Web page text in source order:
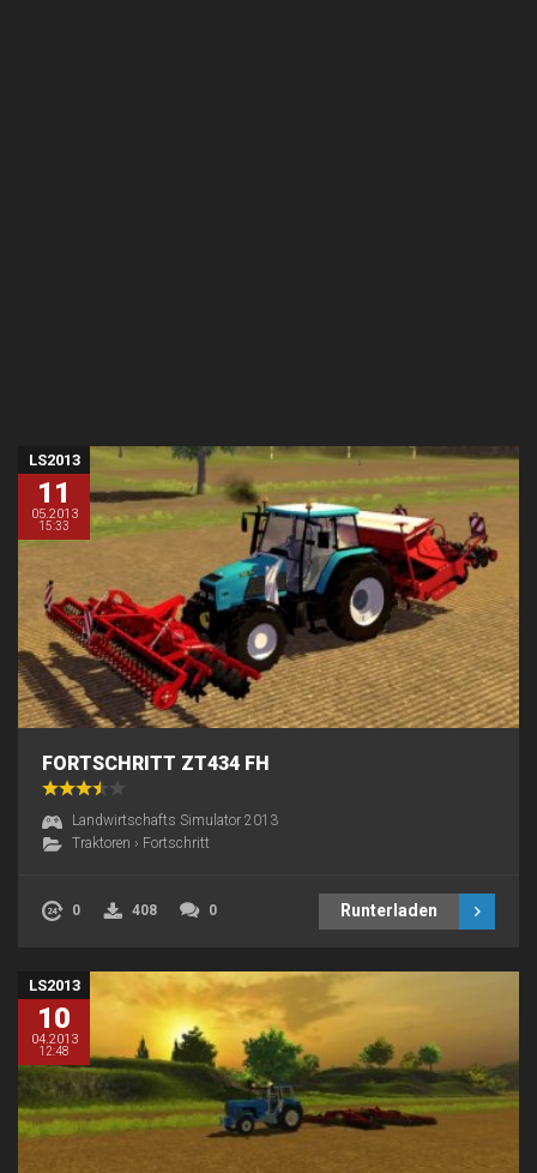
LS2013
11
05.2013
15:33
FORTSCHRITT ZT434 FH
Landwirtschafts Simulator 2013
Traktoren › Fortschritt
0 408 0 Runterladen
LS2013
10
04.2013
12:48